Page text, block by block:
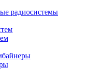
радиосистемы